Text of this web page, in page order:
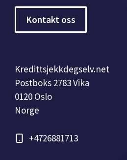
Kontakt oss
Kredittsjekkdegselv.net
Postboks 2783 Vika
0120 Oslo
Norge
+4726881713